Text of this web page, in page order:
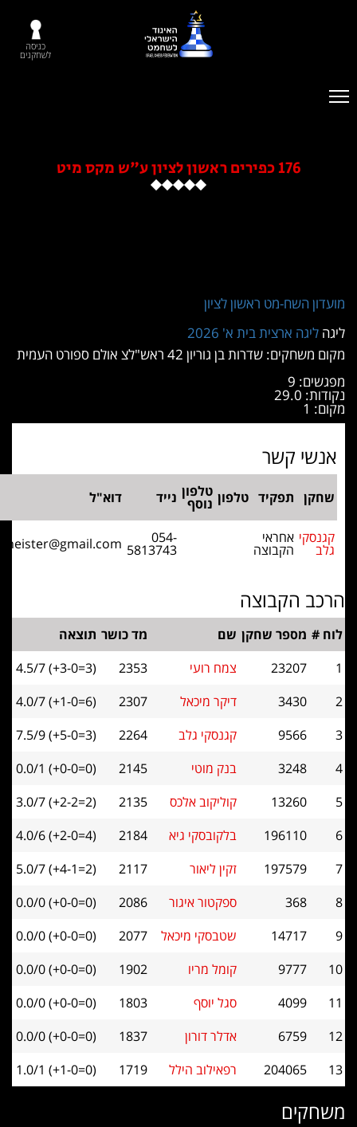
השח-מט ראשון לציון
ליגה ארצית בית א' 2026
שדרות בן גוריון 42 ראש"לצ אולם ספורט העמית
9
29.0
קשר
תפקיד טלפון טלפון
נוסף נייד
אחראי
הקבוצה 5813743
grossmeister@gmail.com
הקבוצה
מספר שחקן שם מד כושר תוצאה
23207
צמח רועי
4.5/7 (+3-0=3)
3430
דיקר מיכאל 2307
4.0/7 (+1-0=6)
9566
קגנסקי גלב 2264
7.5/9 (+5-0=3)
3248
בנק מוטי
0.0/1 (+0-0=0)
13260
קוליקוב אלכס 2135
3.0/7 (+2-2=2)
196110
בלקובסקי גיא 2184
4.0/6 (+2-0=4)
197579
זקין ליאור
5.0/7 (+4-1=2)
368
ספקטור איגור 2086
0.0/0 (+0-0=0)
14717
שטבסקי מיכאל 2077
0.0/0 (+0-0=0)
9777
קומל מריו
0.0/0 (+0-0=0)
4099
סגל יוסף
0.0/0 (+0-0=0)
6759
אדלר דורון
0.0/0 (+0-0=0)
204065
רפאילוב הילל 1719
1.0/1 (+1-0=0)